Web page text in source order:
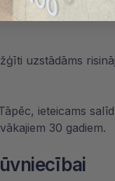
ēkās
uzstādāms
ieteicams
30 gadiem.